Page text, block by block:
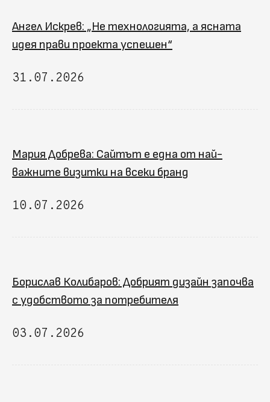
Ангел Искрев: „Не технологията, а ясната
идея прави проекта успешен“
31.07.2026
Мария Добрева: Сайтът е една от най-
важните визитки на всеки бранд
10.07.2026
Борислав Колибаров: Добрият дизайн започва
с удобството за потребителя
03.07.2026